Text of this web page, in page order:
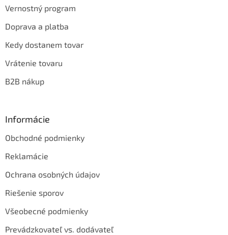
Vernostný program
Doprava a platba
Kedy dostanem tovar
Vrátenie tovaru
B2B nákup
Informácie
Obchodné podmienky
Reklamácie
Ochrana osobných údajov
Riešenie sporov
Všeobecné podmienky
Prevádzkovateľ vs. dodávateľ